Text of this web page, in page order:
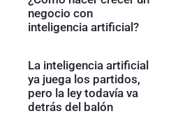
negocio con
inteligencia artificial?
La inteligencia artificial
ya juega los partidos,
pero la ley todavía va
detrás del balón